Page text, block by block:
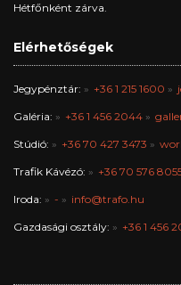
Hétfőnként zárva.
Elérhetőségek
Jegypénztár: +36 1 215 1600
Galéria: +36 1 456 2044
Stúdió: +36 70 427 3473
Trafik Kávézó: +36 70 576
Iroda: - info@trafo.hu
Gazdasági osztály: +36 1 456